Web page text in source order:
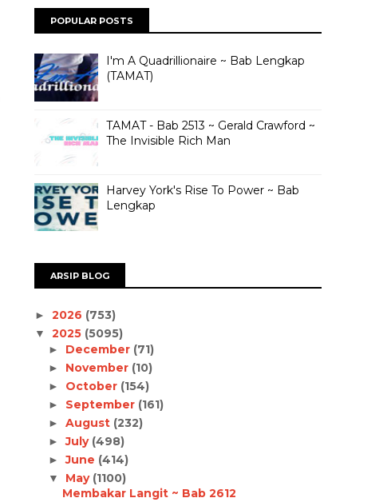
POPULAR POSTS
I'm A Quadrillionaire ~ Bab Lengkap
(TAMAT)
TAMAT - Bab 2513 ~ Gerald Crawford ~
The Invisible Rich Man
Harvey York's Rise To Power ~ Bab
Lengkap
ARSIP BLOG
► 2026 (753)
▼ 2025 (5095)
► December (71)
► November (10)
► October (154)
► September (161)
► August (232)
►July (498)
►June (414)
▼ May (1100)
Membakar Langit ~ Bab 2612